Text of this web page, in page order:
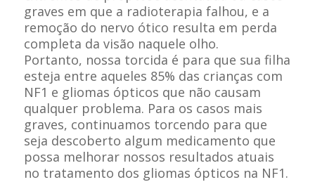
graves em que a radioterapia falhou, e a
remoção do nervo ótico resulta em perda
completa da visão naquele olho.
Portanto, nossa torcida é para que sua filha
esteja entre aqueles 85% das crianças com
NF1 e gliomas ópticos que não causam
qualquer problema. Para os casos mais
graves, continuamos torcendo para que
seja descoberto algum medicamento que
possa melhorar nossos resultados atuais
no tratamento dos gliomas ópticos na NF1.